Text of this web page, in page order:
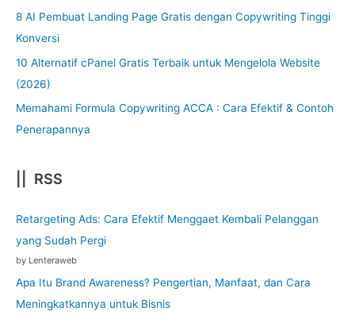
8 AI Pembuat Landing Page Gratis dengan Copywriting Tinggi
Konversi
10 Alternatif cPanel Gratis Terbaik untuk Mengelola Website
(2026)
Memahami Formula Copywriting ACCA : Cara Efektif & Contoh
Penerapannya
|| RSS
Retargeting Ads: Cara Efektif Menggaet Kembali Pelanggan
yang Sudah Pergi
by Lenteraweb
Apa Itu Brand Awareness? Pengertian, Manfaat, dan Cara
Meningkatkannya untuk Bisnis